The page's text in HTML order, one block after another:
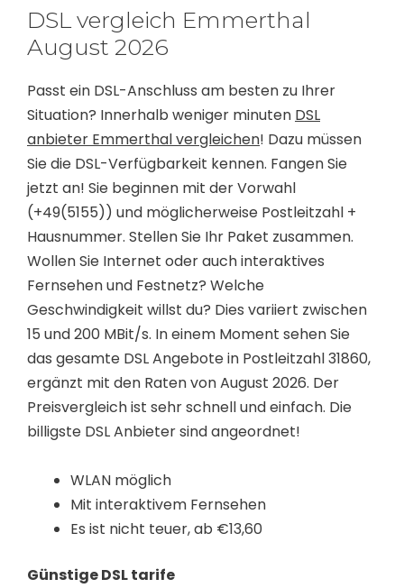
DSL vergleich Emmerthal
August 2026
Passt ein DSL-Anschluss am besten zu Ihrer
Situation? Innerhalb weniger minuten DSL
anbieter Emmerthal vergleichen! Dazu müssen
Sie die DSL-Verfügbarkeit kennen. Fangen Sie
jetzt an! Sie beginnen mit der Vorwahl
(+49(5155)) und möglicherweise Postleitzahl +
Hausnummer. Stellen Sie Ihr Paket zusammen.
Wollen Sie Internet oder auch interaktives
Fernsehen und Festnetz? Welche
Geschwindigkeit willst du? Dies variiert zwischen
15 und 200 MBit/s. In einem Moment sehen Sie
das gesamte DSL Angebote in Postleitzahl 31860,
ergänzt mit den Raten von August 2026. Der
Preisvergleich ist sehr schnell und einfach. Die
billigste DSL Anbieter sind angeordnet!
WLAN möglich
Mit interaktivem Fernsehen
Es ist nicht teuer, ab €13,60
Günstige DSL tarife